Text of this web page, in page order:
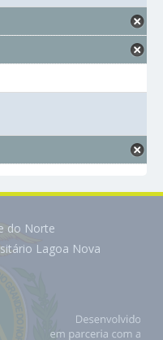
do Norte
Lagoa Nova